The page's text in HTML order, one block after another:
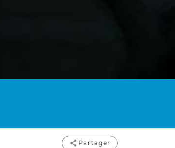
Partager